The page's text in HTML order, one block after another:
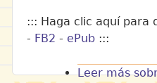
::: Haga clic aquí para
- FB2 - ePub :::
Leer más